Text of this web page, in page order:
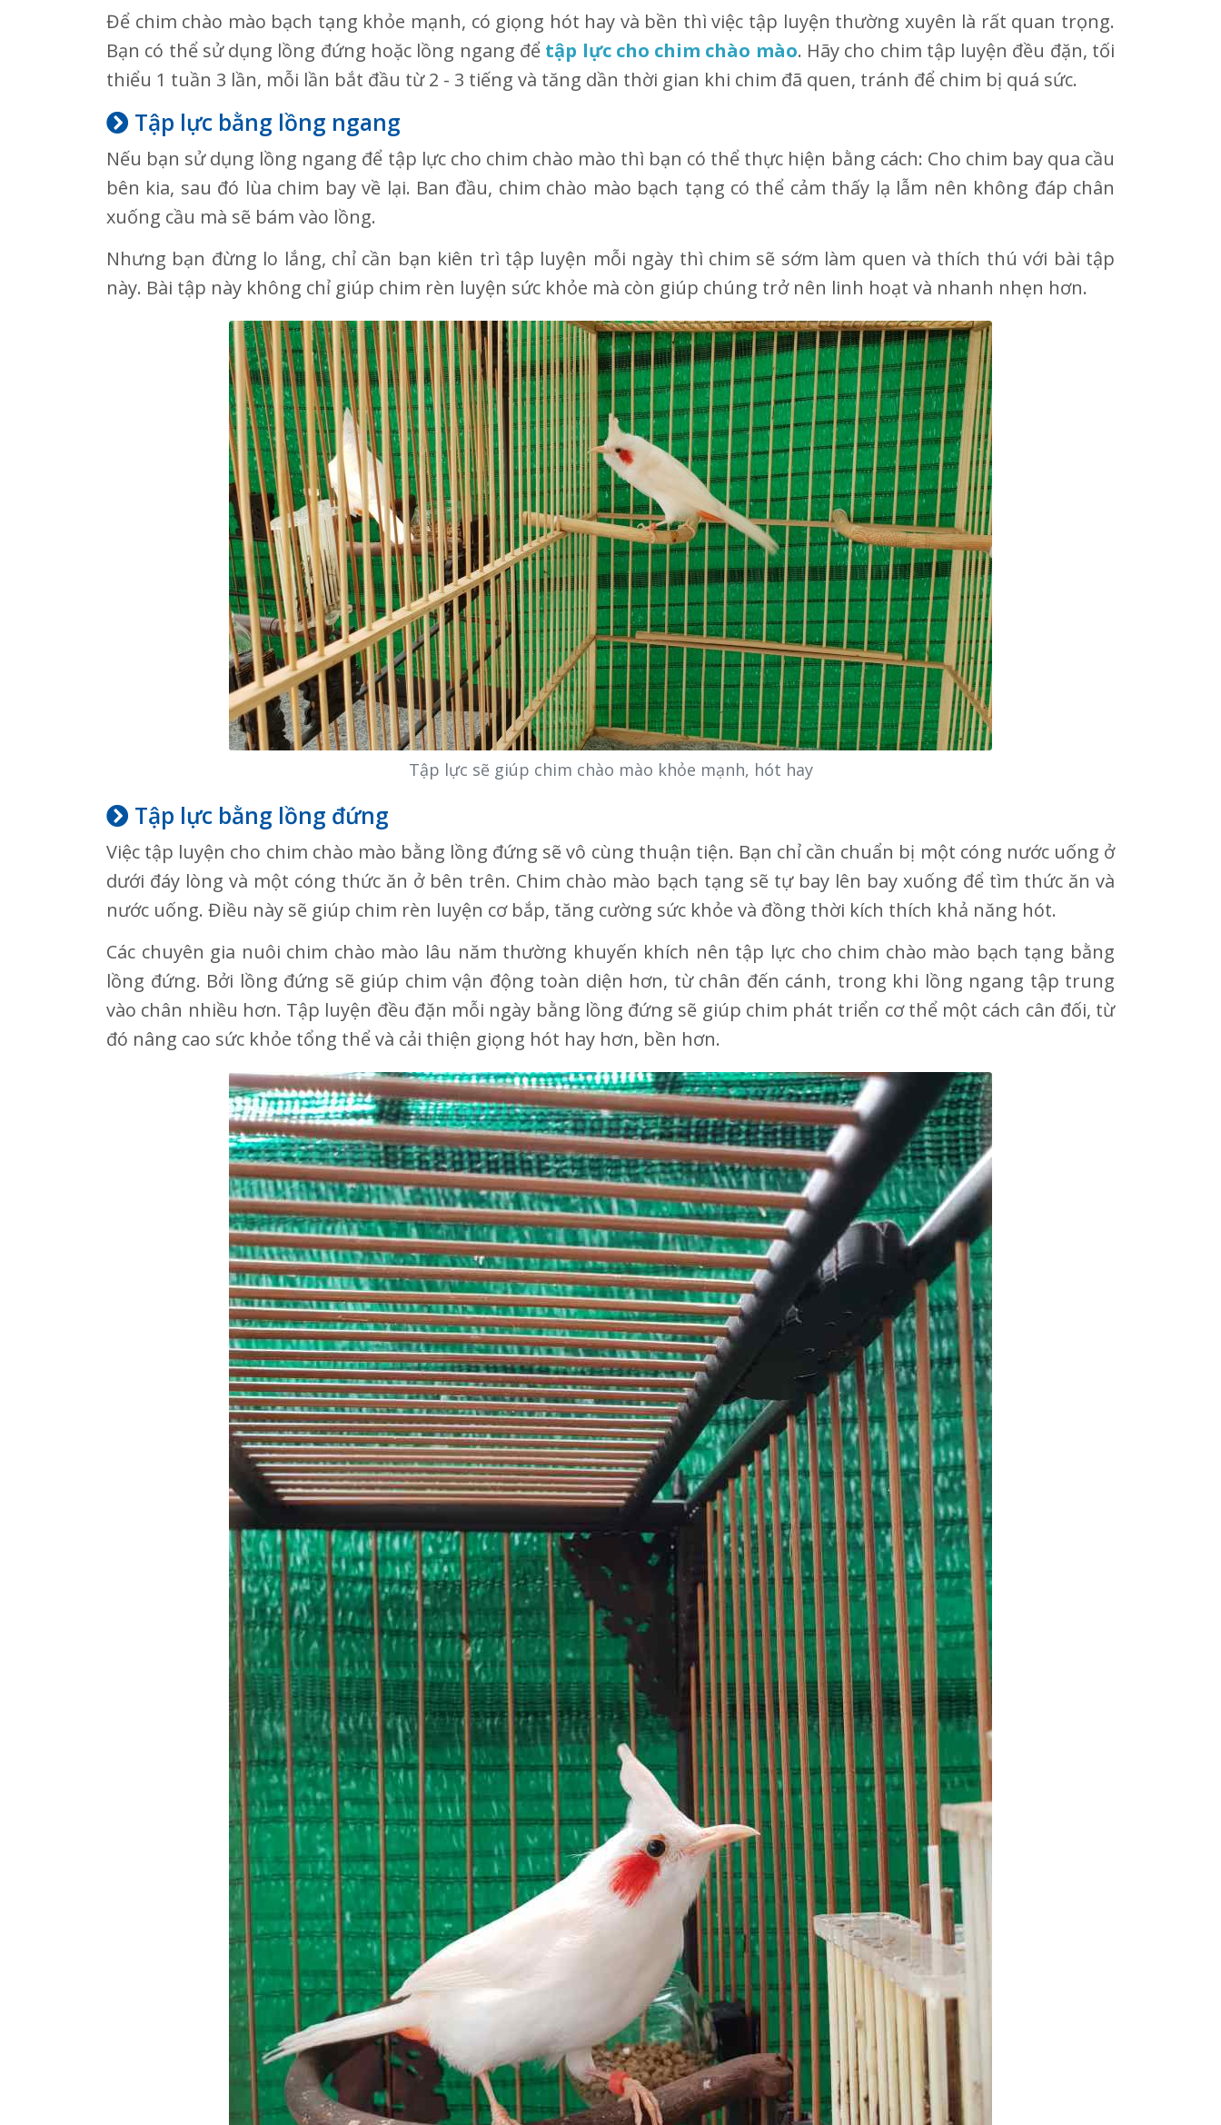
Để chim chào mào bạch tạng khỏe mạnh, có giọng hót hay và bền thì việc tập luyện thường xuyên là rất quan trọng.
Bạn có thể sử dụng lồng đứng hoặc lồng ngang để tập lực cho chim chào mào. Hãy cho chim tập luyện đều đặn, tối
thiểu 1 tuần 3 lần, mỗi lần bắt đầu từ 2 - 3 tiếng và tăng dần thời gian khi chim đã quen, tránh để chim bị quá sức.
Tập lực bằng lồng ngang
Nếu bạn sử dụng lồng ngang để tập lực cho chim chào mào thì bạn có thể thực hiện bằng cách: Cho chim bay qua cầu
bên kia, sau đó lùa chim bay về lại. Ban đầu, chim chào mào bạch tạng có thể cảm thấy lạ lẫm nên không đáp chân
xuống cầu mà sẽ bám vào lồng.
Nhưng bạn đừng lo lắng, chỉ cần bạn kiên trì tập luyện mỗi ngày thì chim sẽ sớm làm quen và thích thú với bài tập
này. Bài tập này không chỉ giúp chim rèn luyện sức khỏe mà còn giúp chúng trở nên linh hoạt và nhanh nhẹn hơn.
Tập lực sẽ giúp chim chào mào khỏe mạnh, hót hay
Tập lực bằng lồng đứng
Việc tập luyện cho chim chào mào bằng lồng đứng sẽ vô cùng thuận tiện. Bạn chỉ cần chuẩn bị một cóng nước uống ở
dưới đáy lòng và một cóng thức ăn ở bên trên. Chim chào mào bạch tạng sẽ tự bay lên bay xuống để tìm thức ăn và
nước uống. Điều này sẽ giúp chim rèn luyện cơ bắp, tăng cường sức khỏe và đồng thời kích thích khả năng hót.
Các chuyên gia nuôi chim chào mào lâu năm thường khuyến khích nên tập lực cho chim chào mào bạch tạng bằng
lồng đứng. Bởi lồng đứng sẽ giúp chim vận động toàn diện hơn, từ chân đến cánh, trong khi lồng ngang tập trung
vào chân nhiều hơn. Tập luyện đều đặn mỗi ngày bằng lồng đứng sẽ giúp chim phát triển cơ thể một cách cân đối, từ
đó nâng cao sức khỏe tổng thể và cải thiện giọng hót hay hơn, bền hơn.